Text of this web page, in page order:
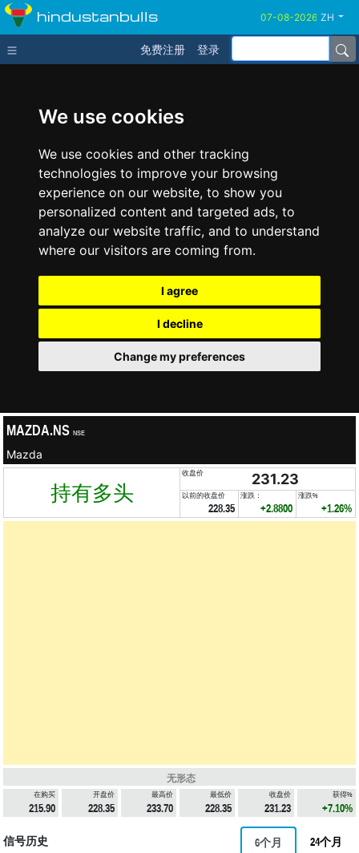
We use cookies
We use cookies and other tracking
technologies to improve your browsing
experience on our website, to show you
personalized content and targeted ads, to
analyze our website traffic, and to understand
where our visitors are coming from.
I agree
I decline
Change my preferences
hindustanbulls ZH
免费注册 登录
MAZDA.NS NSE
Mazda
持有多头
收盘价 231.23
以前的收盘价
228.35
涨跌：
+2.8800
涨跌%
+1.26%
无形态
在购买
215.90
开盘价
228.35
最高价
233.70
最低价
228.35
收盘价
231.23
获得%
+7.10%
信号历史 6个月 24个月